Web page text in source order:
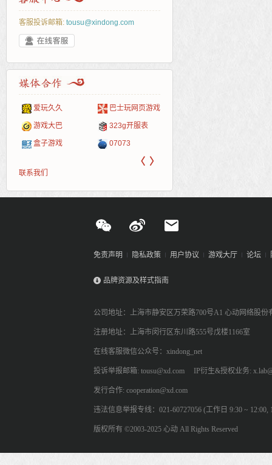
客服投诉邮箱: tousu@xindong.com
爱玩久久 巴士玩网页游戏
游戏大巴 323g开服表
盒子游戏 07073
〈 〉
联系我们
免责声明 隐私政策 用户协议 游戏大厅 论坛
品牌资源及样式指南
公司地址：上海市静安区万荣路700号A1 心动网络股份
注册地址：上海市闵行区东川路555号戊楼1166室
在线客服微信公众号：xindong_net
投诉举报邮箱: tousu@xd.com IP衍生&授权业务:
发行合作: cooperation@xd.com
违法信息举报专线：021-60727056 (工作日 9:30 ~ 12:00,
版权所有 ©2003-2025 心动 All Rights Reserved